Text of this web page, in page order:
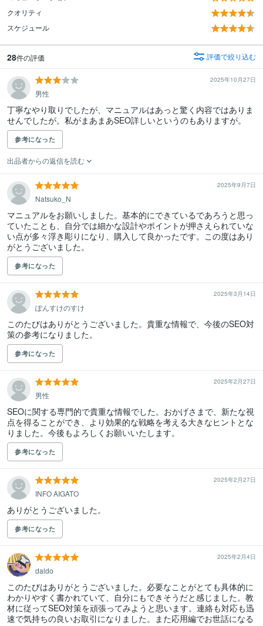
クオリティ
スケジュール
28件の評価 評価で絞り込む
2025年10月27日
男性
丁寧なやり取りでしたが、マニュアルはあっと驚く内容ではありま
せんでしたが。私がまあまあSEO詳しいというのもありますが。
参考になった
出品者からの返信を読む
2025年9月7日
Natsuko_N
マニュアルをお願いしました。基本的にできているであろうと思っ
ていたことも、自分では細かな設計やポイントが押さえられていな
い点が多々浮き彫りになり、購入して良かったです。この度はあり
がとうございました。
参考になった
2025年3月14日
ぽんすけのすけ
このたびはありがとうございました。貴重な情報で、今後のSEO対
策の参考になりました。
参考になった
2025年2月27日
男性
SEOに関する専門的で貴重な情報でした。おかげさまで、新たな視
点を得ることができ、より効果的な戦略を考える大きなヒントとな
りました。今後もよろしくお願いいたします。
参考になった
2025年2月27日
INFO AIGATO
ありがとうございました。
参考になった
2025年2月4日
daldo
このたびはありがとうございました。必要なことがとても具体的に
わかりやすく書かれていて、自分にもできそうだと感じました。教
材に従ってSEO対策を頑張ってみようと思います。連絡も対応も迅
速で気持ちの良いお取引になりました。また応用編でお世話になる